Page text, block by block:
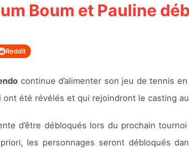
Boum et Pauline
Reddit
continue d’alimenter son jeu de tennis
été révélés et qui rejoindront le casting
d’être débloqués lors du prochain
les personnages seront débloqués